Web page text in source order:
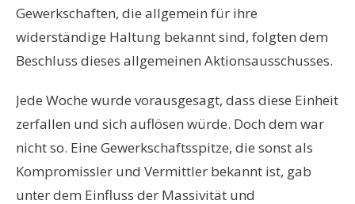
Gewerkschaften, die allgemein für ihre
widerständige Haltung bekannt sind, folgten dem
Beschluss dieses allgemeinen Aktionsausschusses.
Jede Woche wurde vorausgesagt, dass diese Einheit
zerfallen und sich auflösen würde. Doch dem war
nicht so. Eine Gewerkschaftsspitze, die sonst als
Kompromissler und Vermittler bekannt ist, gab
unter dem Einfluss der Massivität und